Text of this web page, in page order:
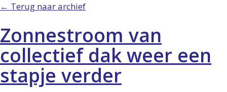
← Terug naar archief
Zonnestroom van
collectief dak weer een
stapje verder